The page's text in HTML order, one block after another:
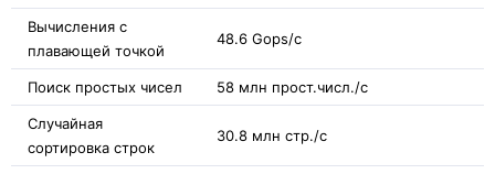
Вычисления с
плавающей точкой
48.6 Gops/с
Поиск простых чисел 58 млн прост.числ./с
Случайная
сортировка строк
30.8 млн стр./с